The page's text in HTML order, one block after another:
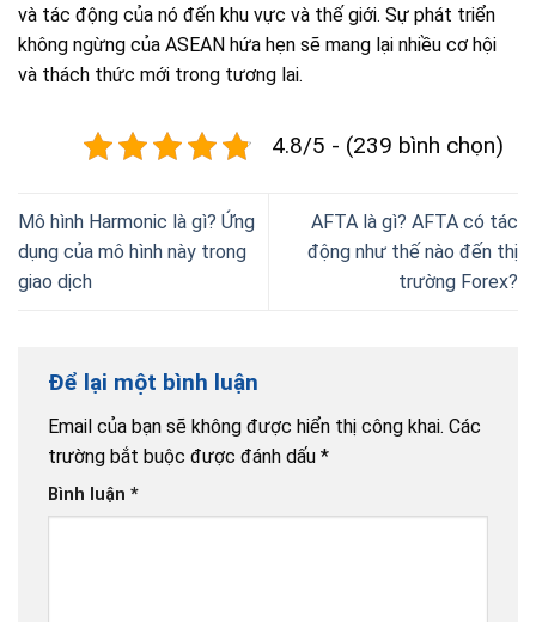
và tác động của nó đến khu vực và thế giới. Sự phát triển
không ngừng của ASEAN hứa hẹn sẽ mang lại nhiều cơ hội
và thách thức mới trong tương lai.
4.8/5 - (239 bình chọn)
Mô hình Harmonic là gì? Ứng
dụng của mô hình này trong
giao dịch
AFTA là gì? AFTA có tác
động như thế nào đến thị
trường Forex?
Để lại một bình luận
Email của bạn sẽ không được hiển thị công khai. Các
trường bắt buộc được đánh dấu *
Bình luận *